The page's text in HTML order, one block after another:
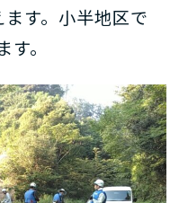
す。小半地区で
。